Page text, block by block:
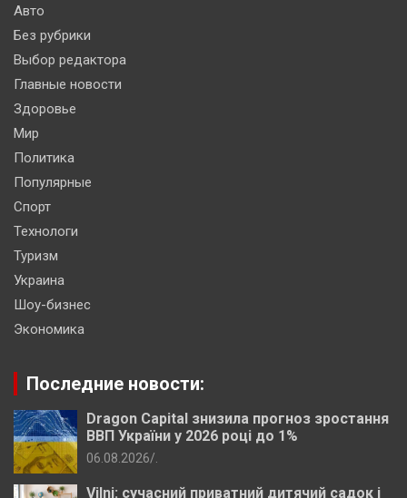
Авто
Без рубрики
Выбор редактора
Главные новости
Здоровье
Мир
Политика
Популярные
Спорт
Технологи
Туризм
Украина
Шоу-бизнес
Экономика
Последние новости:
Dragon Capital знизила прогноз зростання
ВВП України у 2026 році до 1%
06.08.2026
Vilni: сучасний приватний дитячий садок і